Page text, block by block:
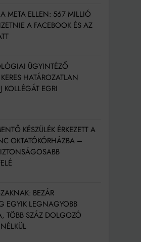
A META ELLEN: 567 MILLIÓ
A FACEBOOK ÉS AZ
ÜGYINTÉZŐ
HATÁROZATLAN
KOLLÉGÁT EGRI
KÉSZÜLÉK ÉRKEZETT A
OKTATÓKÓRHÁZBA –
BEZÁR
EGYIK LEGNAGYOBB
TÖBB SZÁZ DOLGOZÓ